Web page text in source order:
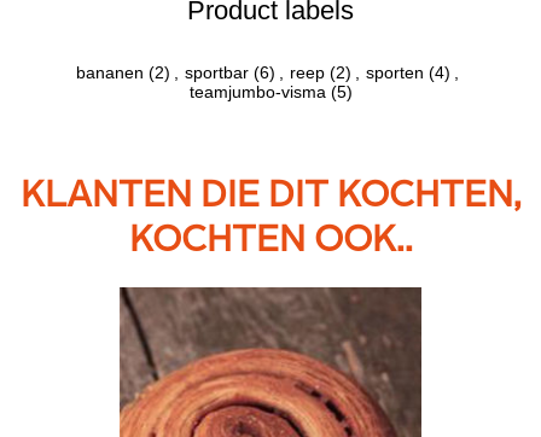
Product labels
bananen (2) sportbar (6) reep (2) sporten (4)
teamjumbo-visma (5)
KLANTEN DIE DIT KOCHTEN,
KOCHTEN OOK..